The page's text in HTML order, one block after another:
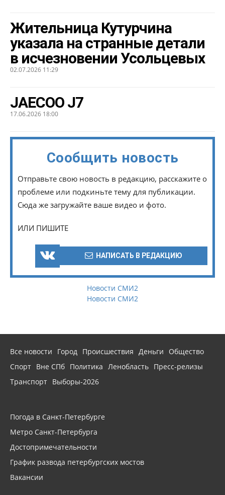
Жительница Кутурчина
указала на странные детали
в исчезновении Усольцевых
02.07.2026 11:29
JAECOO J7
17.06.2026 18:00
Сообщить новость
Отправьте свою новость в редакцию, расскажите о
проблеме или подкиньте тему для публикации.
Сюда же загружайте ваше видео и фото.
ИЛИ ПИШИТЕ
НАПИСАТЬ В РЕДАКЦИЮ
Новости СМИ2
Новости СМИ2
Все новости Город Происшествия Деньги
Общество
Спорт Вне СПб Политика Ленобласть Пресс-релизы
Транспорт Выборы-2026
Погода в Санкт-Петербурге
Метро Санкт-Петербурга
Достопримечательности
График развода петербургских мостов
Вакансии